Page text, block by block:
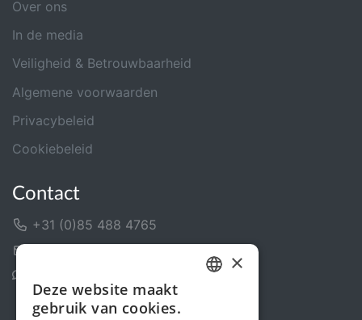
Over ons
In de media
Veiligheid & Betrouwbaarheid
Algemene voorwaarden
Privacybeleid
Cookiebeleid
Contact
+31 (0)85 488 4765
×
Deze website maakt
gebruik van cookies.